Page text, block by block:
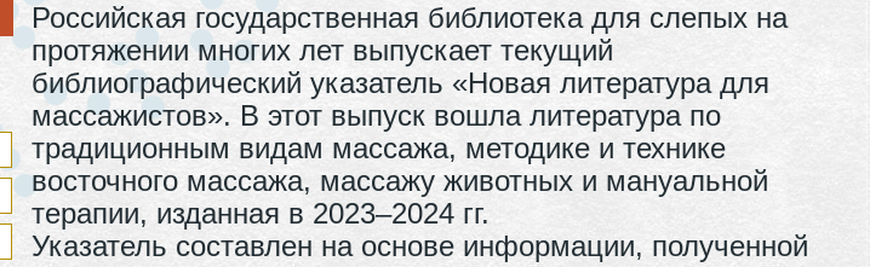
Российская государственная библиотека для слепых на
протяжении многих лет выпускает текущий
библиографический указатель «Новая литература для
массажистов». В этот выпуск вошла литература по
традиционным видам массажа, методике и технике
восточного массажа, массажу животных и мануальной
терапии, изданная в 2023–2024 гг.
Указатель составлен на основе информации, полученной